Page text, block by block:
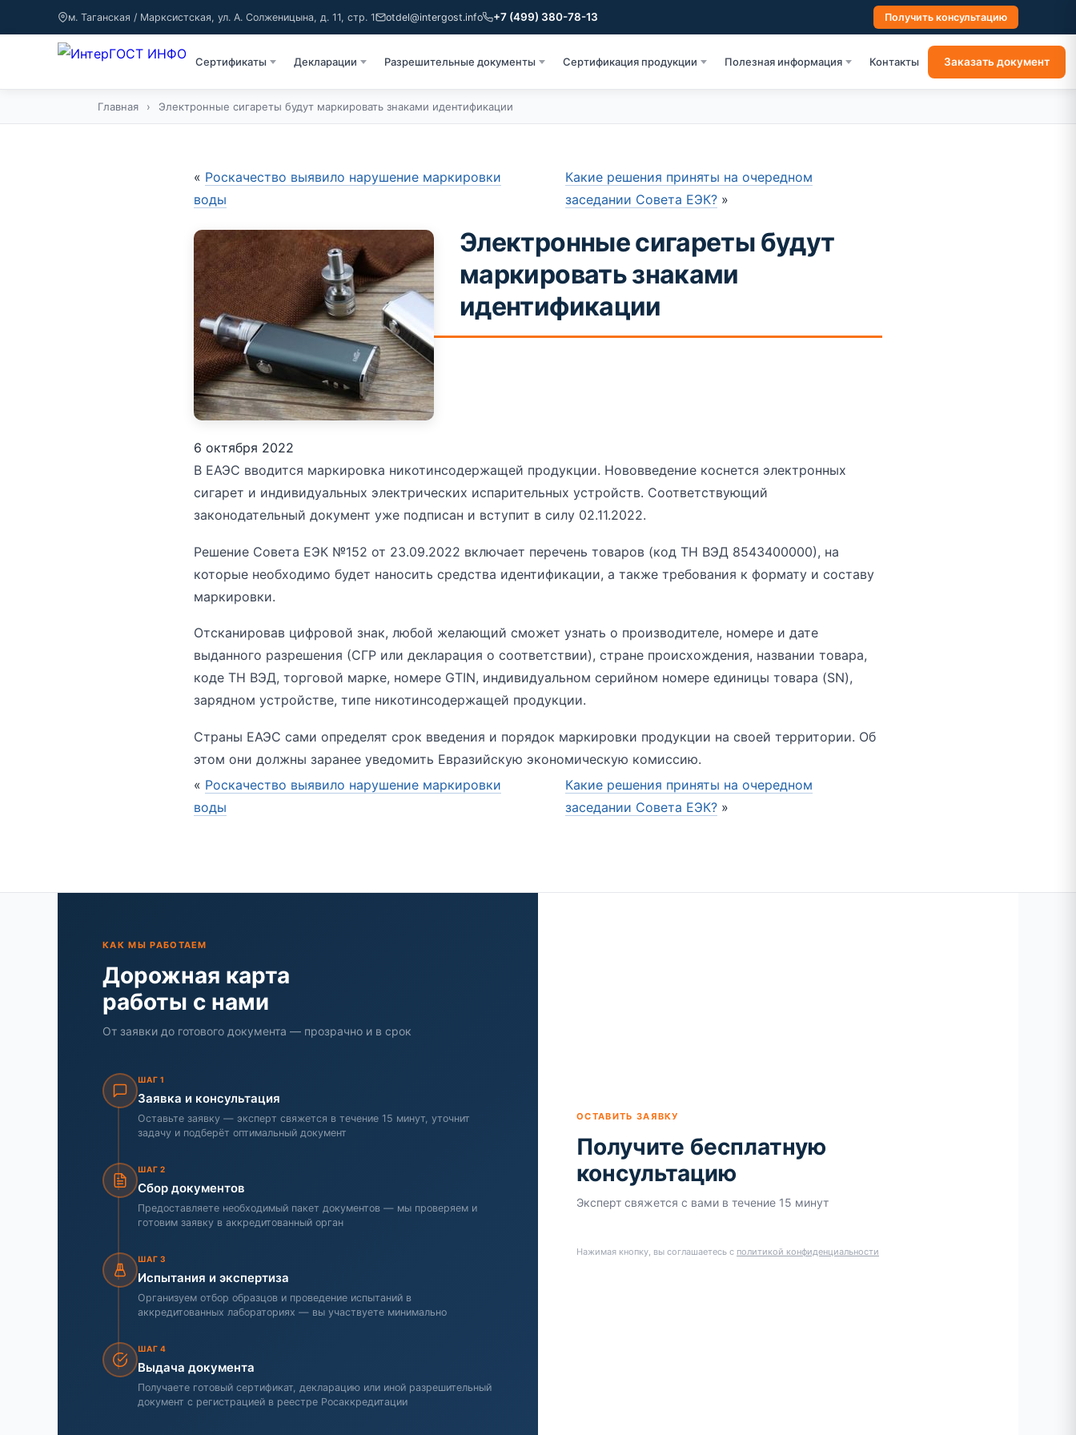
м. Таганская / Марксистская, ул. А. Солженицына, д. 11, стр. 1 otdel@intergost.info +7 (499) 380-78-13 Получить консультацию
Сертификаты Декларации Разрешительные документы Сертификация продукции Полезная информация Контакты Заказать документ
Главная › Электронные сигареты будут маркировать знаками идентификации
« Роскачество выявило нарушение маркировки
воды
Какие решения приняты на очередном
заседании Совета ЕЭК? »
Электронные сигареты будут
маркировать знаками
идентификации
6 октября 2022
В ЕАЭС вводится маркировка никотинсодержащей продукции. Нововведение коснется электронных
сигарет и индивидуальных электрических испарительных устройств. Соответствующий
законодательный документ уже подписан и вступит в силу 02.11.2022.
Решение Совета ЕЭК №152 от 23.09.2022 включает перечень товаров (код ТН ВЭД 8543400000), на
которые необходимо будет наносить средства идентификации, а также требования к формату и составу
маркировки.
Отсканировав цифровой знак, любой желающий сможет узнать о производителе, номере и дате
выданного разрешения (СГР или декларация о соответствии), стране происхождения, названии товара,
коде ТН ВЭД, торговой марке, номере GTIN, индивидуальном серийном номере единицы товара (SN),
зарядном устройстве, типе никотинсодержащей продукции.
Страны ЕАЭС сами определят срок введения и порядок маркировки продукции на своей территории. Об
этом они должны заранее уведомить Евразийскую экономическую комиссию.
« Роскачество выявило нарушение маркировки
воды
Какие решения приняты на очередном
заседании Совета ЕЭК? »
КАК МЫ РАБОТАЕМ
Дорожная карта
работы с нами
От заявки до готового документа — прозрачно и в срок
ШАГ 1
Заявка и консультация
Оставьте заявку — эксперт свяжется в течение 15 минут, уточнит
задачу и подберёт оптимальный документ
ШАГ 2
Сбор документов
Предоставляете необходимый пакет документов — мы проверяем и
готовим заявку в аккредитованный орган
ШАГ 3
Испытания и экспертиза
Организуем отбор образцов и проведение испытаний в
аккредитованных лабораториях — вы участвуете минимально
ШАГ 4
Выдача документа
Получаете готовый сертификат, декларацию или иной разрешительный
документ с регистрацией в реестре Росаккредитации
ОСТАВИТЬ ЗАЯВКУ
Получите бесплатную
консультацию
Эксперт свяжется с вами в течение 15 минут
Нажимая кнопку, вы соглашаетесь с политикой конфиденциальности